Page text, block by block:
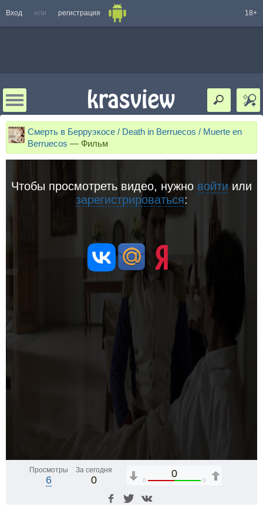
Вход или регистрация 18+
Смерть в Берруэкосе / Death in Berruecos / Muerte en
Berruecos — Фильм
Чтобы просмотреть видео, нужно войти или
зарегистрироваться:
Просмотры
6
За сегодня
0
0
0 0